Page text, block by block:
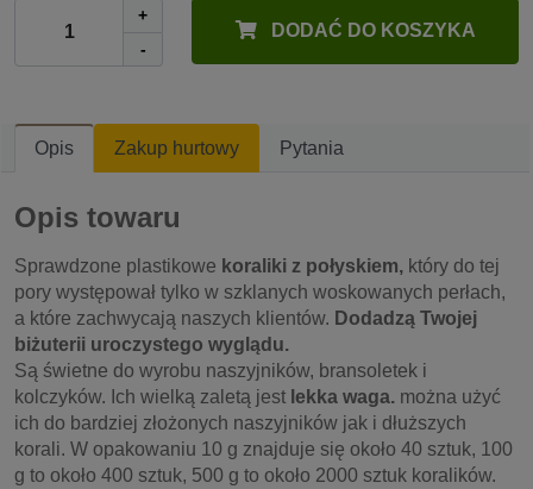
+
-
DODAĆ DO KOSZYKA
Opis Zakup hurtowy Pytania
Opis towaru
Sprawdzone plastikowe koraliki z połyskiem, który do tej
pory występował tylko w szklanych woskowanych perłach,
a które zachwycają naszych klientów. Dodadzą Twojej
biżuterii uroczystego wyglądu.
Są świetne do wyrobu naszyjników, bransoletek i
kolczyków. Ich wielką zaletą jest lekka waga. można użyć
ich do bardziej złożonych naszyjników jak i dłuższych
korali. W opakowaniu 10 g znajduje się około 40 sztuk, 100
g to około 400 sztuk, 500 g to około 2000 sztuk koralików.